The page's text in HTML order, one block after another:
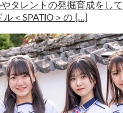
タレントの発掘育成をして
＜SPATIO＞の […]